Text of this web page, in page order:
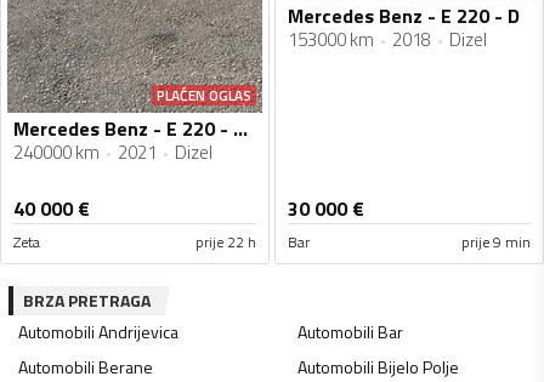
PLAĆEN OGLAS
Mercedes Benz - E 220 - 1950/143
240000 km 2021 Dizel
40 000€
Zeta prije 22 h
Mercedes Benz - E 220 - D
153000 km 2018 Dizel
30 000€
Bar prije 9 min
BRZA PRETRAGA
AutomobiliAndrijevica AutomobiliBar
AutomobiliBerane AutomobiliBijelo Polje